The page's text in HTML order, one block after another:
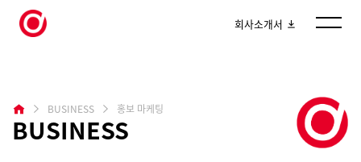
회사소개서
BUSINESS 홍보 마케팅
BUSINESS